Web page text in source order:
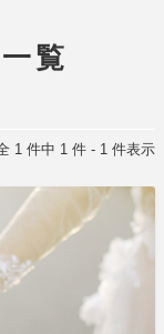
覧
1 件中 1 件 - 1 件表示